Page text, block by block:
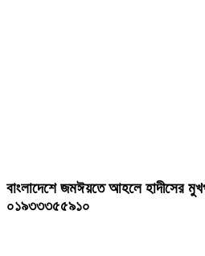
বাংলাদেশে জমঈয়তে আহলে হাদীসের
০১৯৩৩৩৫৫৯১০